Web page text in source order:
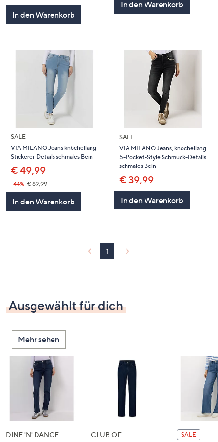
In den Warenkorb
In den Warenkorb
SALE
VIA MILANO Jeans knöchellang
Stickerei-Details schmales Bein
€ 49,99
-44% € 89,99
In den Warenkorb
SALE
VIA MILANO Jeans, knöchellang
5-Pocket-Style Schmuck-Details
schmales Bein
€ 39,99
In den Warenkorb
1
Ausgewählt für dich
Mehr sehen
DINE 'N' DANCE
CLUB OF
SALE